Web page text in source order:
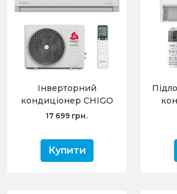
Інверторний
кондиціонер CHIGO
CS-35V3G-1C169A
Chigo, R32)
17 699 грн.
Купити